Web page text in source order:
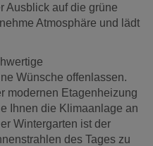
Ausblick auf die grüne
Atmosphäre und lädt
Wünsche offenlassen.
modernen Etagenheizung
Ihnen die Klimaanlage an
Wintergarten ist der
des Tages zu